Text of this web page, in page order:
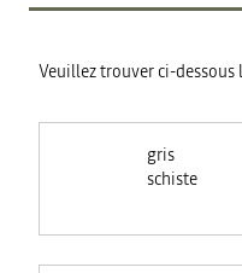
Veuillez trouver ci-dessous
gris
schiste